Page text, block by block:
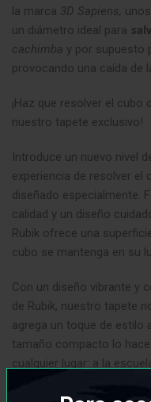
la marca 3D Sapiens,
un diámetro ideal para
cachimba y por supuesto
provocando una caída de
¡Haz que resolver el
nuestro tapete exclusivo!
Introduce un nuevo nivel
experiencia de resolver el
diseñado especialmente.
calidad y un diseño
Rubik ofrece una
cubo se mantenga en su
Con un diseño vibrante y
de Rubik, nuestro tapete
agrega un toque de estilo
tamaño compacto lo
cualquier lugar: a la
Ya sea que seas un